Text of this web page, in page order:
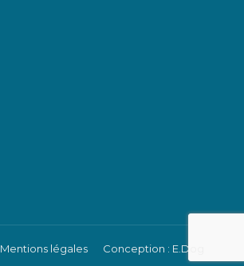
Mentions légales Conception : E.Dog